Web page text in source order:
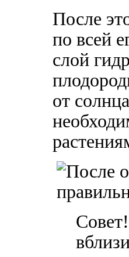
После
по всей
слой
от